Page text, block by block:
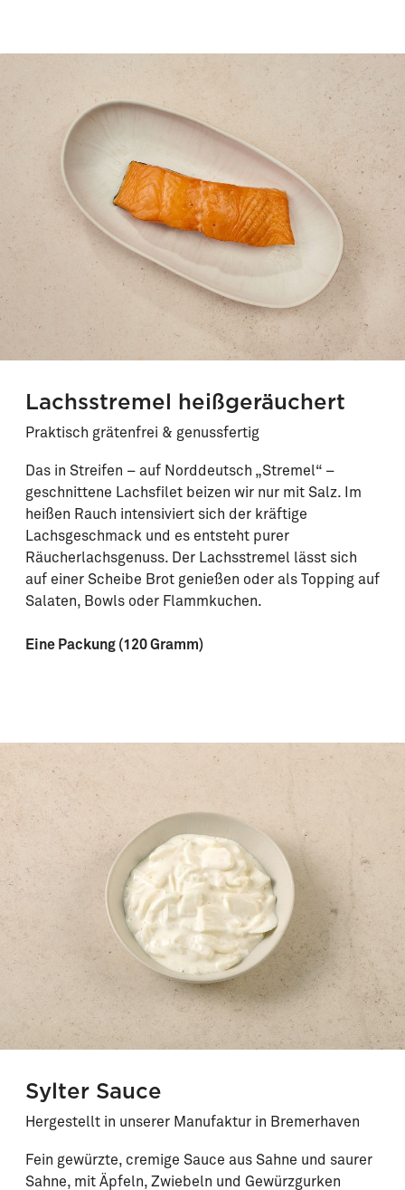
Lachsstremel heißgeräuchert
Praktisch grätenfrei & genussfertig
Das in Streifen – auf Norddeutsch „Stremel“ –
geschnittene Lachsfilet beizen wir nur mit Salz. Im
heißen Rauch intensiviert sich der kräftige
Lachsgeschmack und es entsteht purer
Räucherlachsgenuss. Der Lachsstremel lässt sich
auf einer Scheibe Brot genießen oder als Topping auf
Salaten, Bowls oder Flammkuchen.
Eine Packung (120 Gramm)
Sylter Sauce
Hergestellt in unserer Manufaktur in Bremerhaven
Fein gewürzte, cremige Sauce aus Sahne und saurer
Sahne, mit Äpfeln, Zwiebeln und Gewürzgurken